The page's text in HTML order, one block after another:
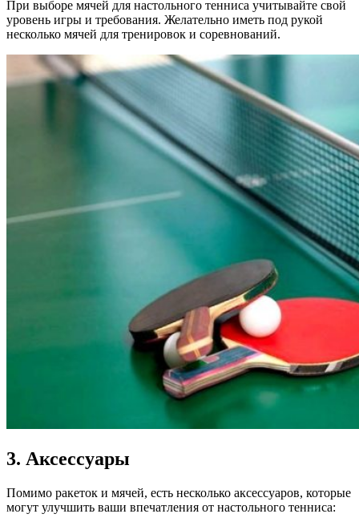
При выборе мячей для настольного тенниса учитывайте свой
уровень игры и требования. Желательно иметь под рукой
несколько мячей для тренировок и соревнований.
3. Аксессуары
Помимо ракеток и мячей, есть несколько аксессуаров, которые
могут улучшить ваши впечатления от настольного тенниса: